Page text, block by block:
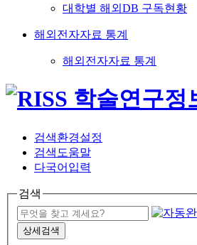
대학별 해외DB 구독현황
해외전자자료 통계
해외전자자료 통계
검색환경설정
검색도움말
다국어입력
검색
상세검색